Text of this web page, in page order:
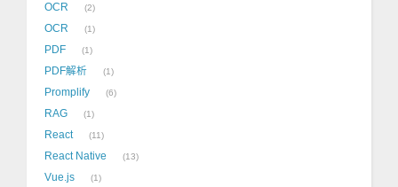
OCR 2
OCR 1
PDF 1
PDF解析 1
Promplify 6
RAG 1
React 11
React Native 13
Vue.js 1